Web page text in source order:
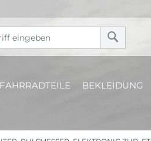
FAHRRADTEILE BEKLEIDUNG